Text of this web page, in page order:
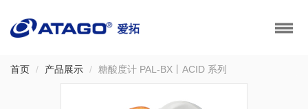
首页 产品展示 糖酸度计 PAL-BX丨ACID 系列